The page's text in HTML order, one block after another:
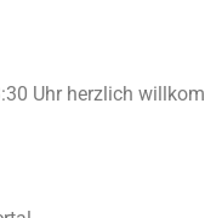
Uhr herzlich